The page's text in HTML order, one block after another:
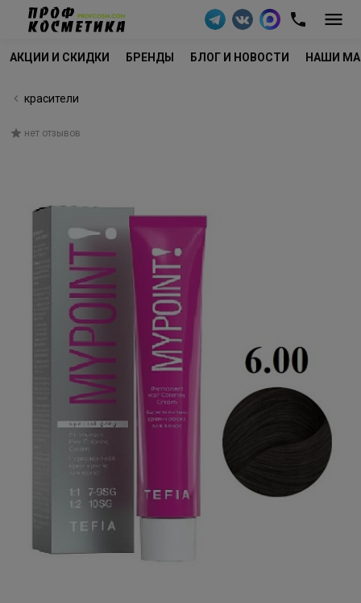
АКЦИИ И СКИДКИ БРЕНДЫ БЛОГ И НОВОСТИ НАШИ
красители
нет отзывов